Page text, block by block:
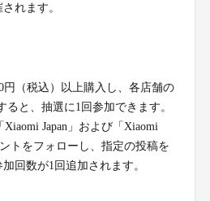
れます。
円（税込）以上購入し、各店舗の
と、抽選に1回参加できます。
Japan」および「Xiaomi
トをフォローし、指定の投稿を
回数が1回追加されます。